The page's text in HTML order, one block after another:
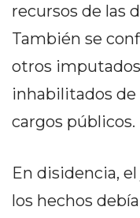
PRECIOS
EN
DEPORTIVOS
EN
PERGAMINO
EN
PERGAMINO:
recursos de las
También se
otros
inhabilitados de
cargos públicos.
En disidencia,
los hechos